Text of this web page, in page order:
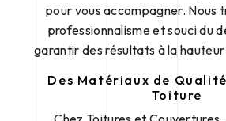
pour vous accompagner. Nous
professionnalisme et souci du
garantir des résultats à la
Des Matériaux de
Toiture